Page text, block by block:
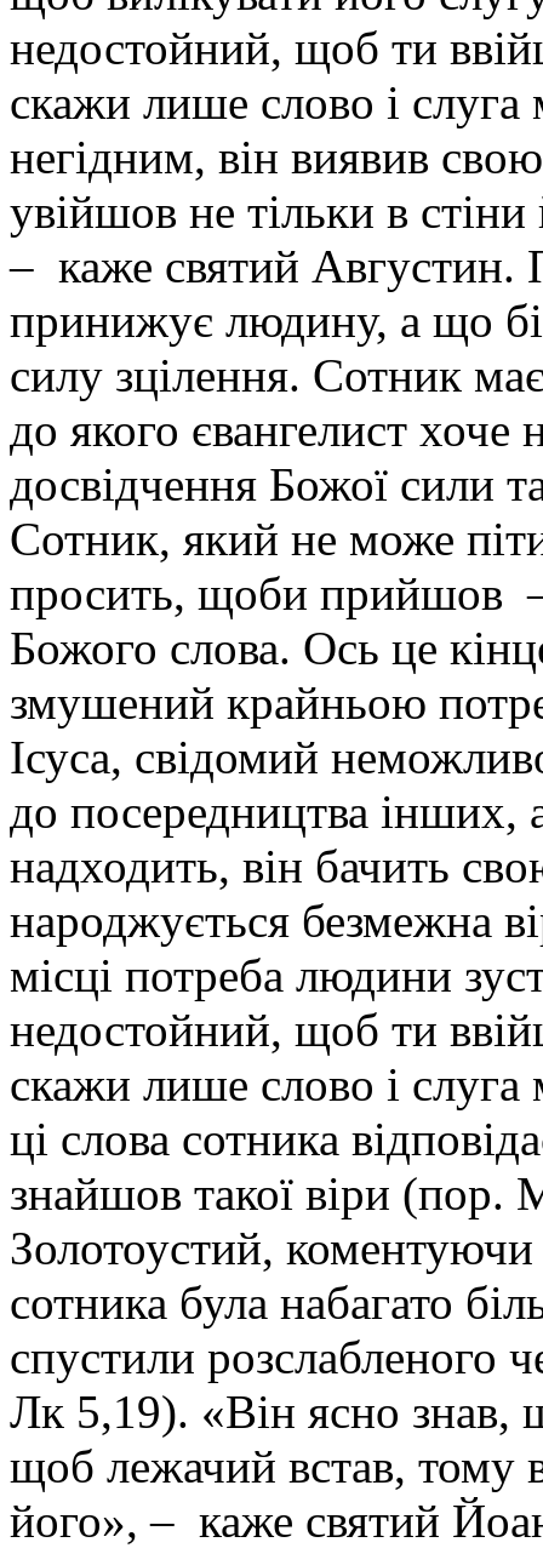
недостойний, щоб ти
скажи лише слово і
негідним, він виявив
увійшов не тільки в
– каже святий Августин.
принижує людину, а що
силу зцілення. Сотник
до якого євангелист
досвідчення Божої сили
Сотник, який не може
просить, щоби прийшов —
Божого слова. Ось це
змушений крайньою
Ісуса, свідомий
до посередництва інших,
надходить, він бачить
народжується безмежна
місці потреба людини
недостойний, щоб ти
скажи лише слово і
ці слова сотника
знайшов такої віри (пор.
Золотоустий,
сотника була набагато
спустили розслабленого
Лк 5,19). «Він ясно знав,
щоб лежачий встав, тому
його», – каже святий